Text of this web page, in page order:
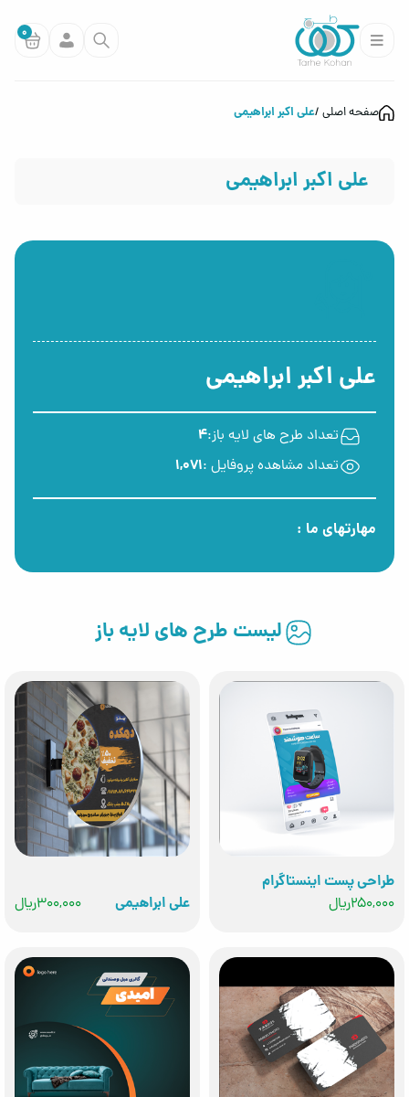
0
صفحه اصلی علی اکبر ابراهیمی
علی اکبر ابراهیمی
علی اکبر ابراهیمی
تعداد طرح های لایه باز:4
تعداد مشاهده پروفایل :1,071
مهارتهای ما :
لیست طرح های لایه باز
طراحی پست اینستاگرام
250,000ريال
علی ابراهیمی 300,000ريال